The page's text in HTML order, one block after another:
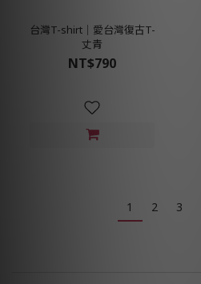
台灣T-shirt│愛台灣復古T-
丈青
NT$790
1 2 3